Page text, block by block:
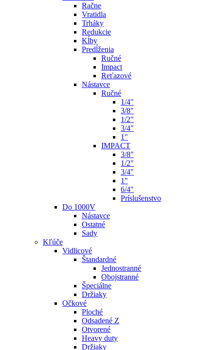
Račne
Vratidla
Trháky
Redukcie
Kĺby
Predĺženia
Ručné
Impact
Reťazové
Nástavce
Ručné
1/4"
3/8"
1/2"
3/4"
1"
IMPACT
3/8"
1/2"
3/4"
1"
6/4"
Príslušenstvo
Do 1000V
Nástavce
Ostatné
Sady
Kľúče
Vidlicové
Štandardné
Jednostranné
Obojstranné
Špeciálne
Držiaky
Očkové
Ploché
Odsadené Z
Otvorené
Heavy duty
Držiaky